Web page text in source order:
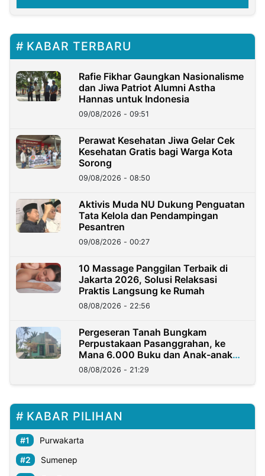
KABAR TERBARU
Rafie Fikhar Gaungkan Nasionalisme
dan Jiwa Patriot Alumni Astha
Hannas untuk Indonesia
09/08/2026 - 09:51
Perawat Kesehatan Jiwa Gelar Cek
Kesehatan Gratis bagi Warga Kota
Sorong
09/08/2026 - 08:50
Aktivis Muda NU Dukung Penguatan
Tata Kelola dan Pendampingan
Pesantren
09/08/2026 - 00:27
10 Massage Panggilan Terbaik di
Jakarta 2026, Solusi Relaksasi
Praktis Langsung ke Rumah
08/08/2026 - 22:56
Pergeseran Tanah Bungkam
Perpustakaan Pasanggrahan, ke
Mana 6.000 Buku dan Anak-anak
Kini?
08/08/2026 - 21:29
KABAR PILIHAN
Purwakarta
Sumenep